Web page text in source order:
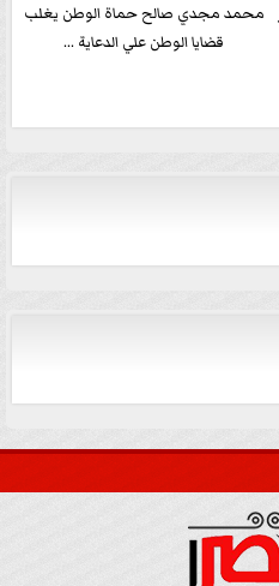
محمد مجدي صالح حماة الوطن يغلب
قضايا الوطن علي الدعاية ...